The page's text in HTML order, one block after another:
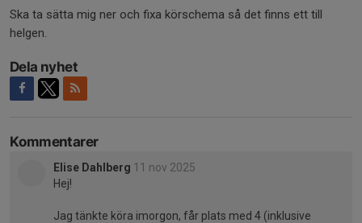
Ska ta sätta mig ner och fixa körschema så det finns ett till
helgen.
Dela nyhet
Kommentarer
Elise Dahlberg 11 nov 2025
Hej!
Jag tänkte köra imorgon, får plats med 4 (inklusive